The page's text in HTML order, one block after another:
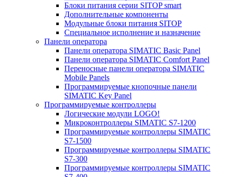
Блоки питания серии SITOP smart
Дополнительные компоненты
Модульные блоки питания SITOP
Специальное исполнение и назначение
Панели оператора
Панели оператора SIMATIC Basic Panel
Панели оператора SIMATIC Comfort Panel
Переносные панели оператора SIMATIC
Mobile Panels
Программируемые кнопочные панели
SIMATIC Key Panel
Программируемые контроллеры
Логические модули LOGO!
Микроконтроллеры SIMATIC S7-1200
Программируемые контроллеры SIMATIC
S7-1500
Программируемые контроллеры SIMATIC
S7-300
Программируемые контроллеры SIMATIC